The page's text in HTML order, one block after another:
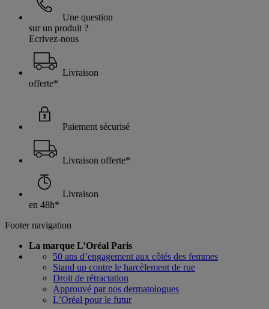
Une question
sur un produit ?
Ecrivez-nous
Livraison
offerte*
Paiement sécurisé
Livraison offerte*
Livraison
en 48h*
Footer navigation
La marque L’Oréal Paris
50 ans d’engagement aux côtés des femmes
Stand up contre le harcèlement de rue
Droit de rétractation
Approuvé par nos dermatologues
L’Oréal pour le futur